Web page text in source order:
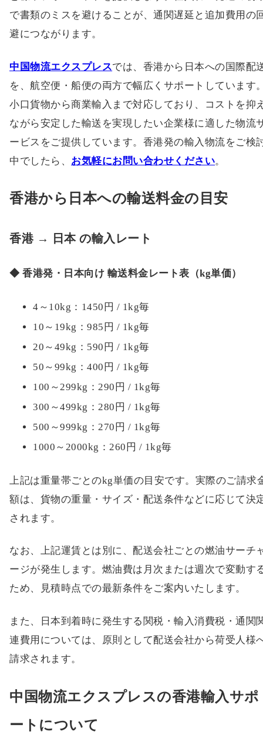
で書類のミスを避けることが、通関遅延と追加費用の
避につながります。
中国物流エクスプレスでは、香港から日本への国際配
を、航空便・船便の両方で幅広くサポートしています
小口貨物から商業輸入まで対応しており、コストを抑
ながら安定した輸送を実現したい企業様に適した物流
ービスをご提供しています。香港発の輸入物流をご検
中でしたら、 お気軽にお問い合わせください。
香港から日本への輸送料金の目安
香港 → 日本 の輸入レート
◆ 香港発・日本向け 輸送料金レート表（kg単価）
4～10kg：1450円 / 1kg毎
10～19kg：985円 / 1kg毎
20～49kg：590円 / 1kg毎
50～99kg：400円 / 1kg毎
100～299kg：290円 / 1kg毎
300～499kg：280円 / 1kg毎
500～999kg：270円 / 1kg毎
1000～2000kg：260円 / 1kg毎
上記は重量帯ごとのkg単価の目安です。実際のご請求
額は、貨物の重量・サイズ・配送条件などに応じて決
されます。
なお、上記運賃とは別に、配送会社ごとの燃油サーチ
ージが発生します。燃油費は月次または週次で変動す
ため、見積時点での最新条件をご案内いたします。
また、日本到着時に発生する関税・輸入消費税・通関
連費用については、原則として配送会社から荷受人様
請求されます。
中国物流エクスプレスの香港輸入サポ
ートについて